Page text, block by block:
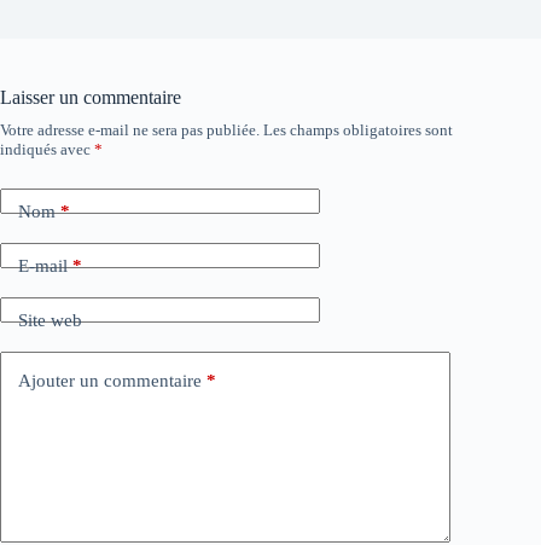
Laisser un commentaire
Votre adresse e-mail ne sera pas publiée. Les champs obligatoires sont
indiqués avec *
Nom*
E-mail*
Site web
Ajouter un commentaire *